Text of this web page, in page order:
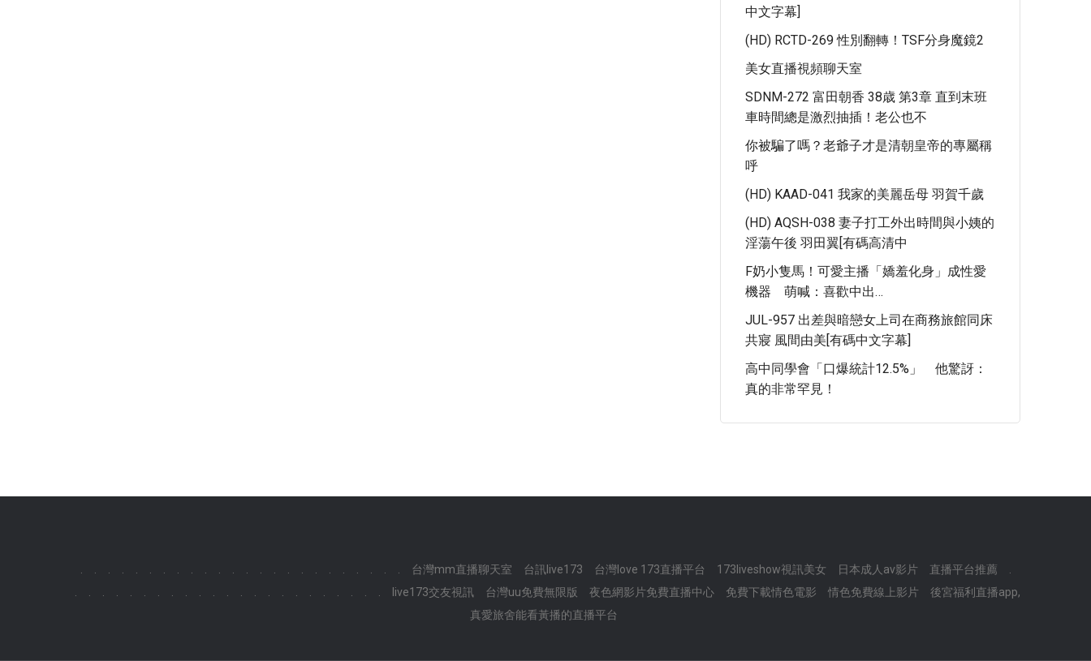
中文字幕]
(HD) RCTD-269 性別翻轉！TSF分身魔鏡2
美女直播視頻聊天室
SDNM-272 富田朝香 38歳 第3章 直到末班
車時間總是激烈抽插！老公也不
你被騙了嗎？老爺子才是清朝皇帝的專屬稱
呼
(HD) KAAD-041 我家的美麗岳母 羽賀千歲
(HD) AQSH-038 妻子打工外出時間與小姨的
淫蕩午後 羽田翼[有碼高清中
F奶小隻馬！可愛主播「嬌羞化身」成性愛
機器 萌喊：喜歡中出…
JUL-957 出差與暗戀女上司在商務旅館同床
共寢 風間由美[有碼中文字幕]
高中同學會「口爆統計12.5%」 他驚訝：
真的非常罕見！
台灣mm直播聊天室 台訊live173 台灣love 173直播平台 173liveshow視訊美女 日本成人av影片 直播平台推薦
live173交友視訊 台灣uu免費無限版 夜色網影片免費直播中心 免費下載情色電影 情色免費線上影片
後宮福利直播app,
真愛旅舍能看黃播的直播平台